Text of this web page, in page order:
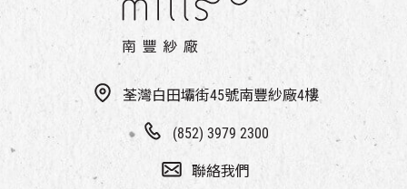
荃灣白田壩街45號南豐紗廠4樓
(852) 3979 2300
聯絡我們